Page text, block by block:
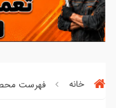
خانه فهرست